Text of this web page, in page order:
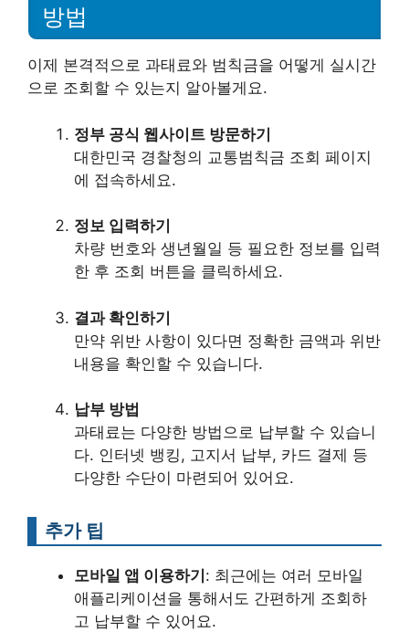
방법
이제 본격적으로 과태료와 범칙금을 어떻게 실시간
으로 조회할 수 있는지 알아볼게요.
정부 공식 웹사이트 방문하기
대한민국 경찰청의 교통범칙금 조회 페이지
에 접속하세요.
정보 입력하기
차량 번호와 생년월일 등 필요한 정보를 입력
한 후 조회 버튼을 클릭하세요.
결과 확인하기
만약 위반 사항이 있다면 정확한 금액과 위반
내용을 확인할 수 있습니다.
납부 방법
과태료는 다양한 방법으로 납부할 수 있습니
다. 인터넷 뱅킹, 고지서 납부, 카드 결제 등
다양한 수단이 마련되어 있어요.
추가 팁
모바일 앱 이용하기 : 최근에는 여러 모바일
애플리케이션을 통해서도 간편하게 조회하
고 납부할 수 있어요.